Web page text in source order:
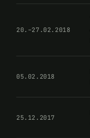
20.–27.02.2018
05.02.2018
25.12.2017